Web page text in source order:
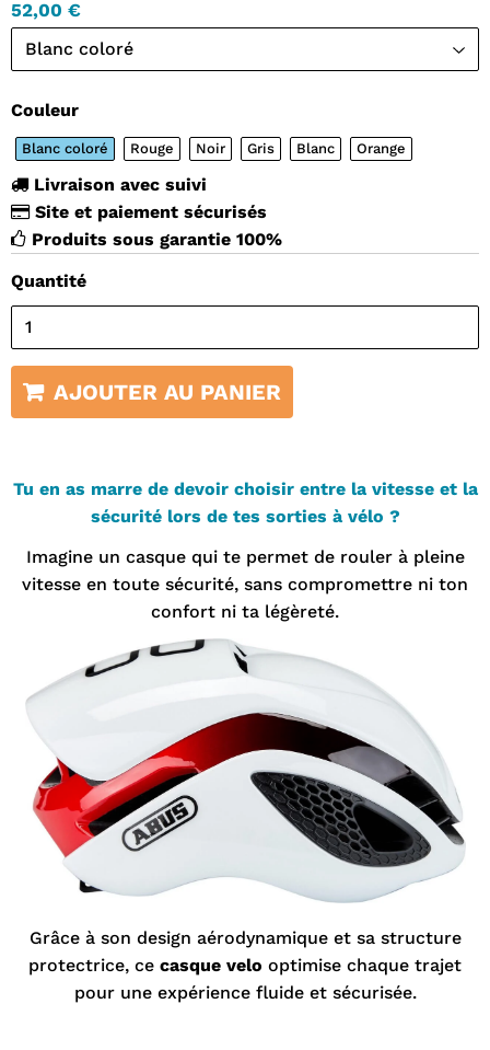
52,00 €
Couleur
Blanc coloré Rouge Noir Gris Blanc Orange
Livraison avec suivi
Site et paiement sécurisés
Produits sous garantie 100%
Quantité
AJOUTER AU PANIER
Tu en as marre de devoir choisir entre la vitesse et la
sécurité lors de tes sorties à vélo ?
Imagine un casque qui te permet de rouler à pleine
vitesse en toute sécurité, sans compromettre ni ton
confort ni ta légèreté.
Grâce à son design aérodynamique et sa structure
protectrice, ce casque velo optimise chaque trajet
pour une expérience fluide et sécurisée.